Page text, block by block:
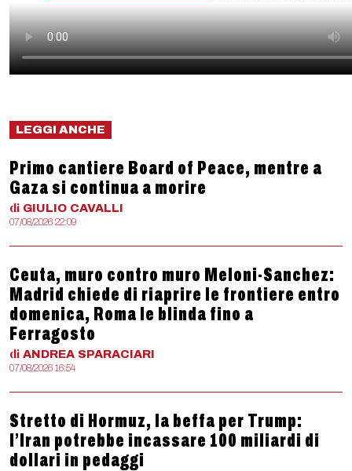
LEGGI ANCHE
Primo cantiere Board of Peace, mentre a
Gaza si continua a morire
di GIULIO CAVALLI
07/08/2026 22:09
Ceuta, muro contro muro Meloni-Sanchez:
Madrid chiede di riaprire le frontiere entro
domenica, Roma le blinda fino a
Ferragosto
di ANDREA SPARACIARI
07/08/2026 16:54
Stretto di Hormuz, la beffa per Trump:
l’Iran potrebbe incassare 100 miliardi di
dollari in pedaggi